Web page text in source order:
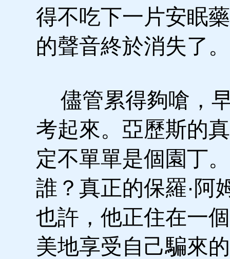
得不吃下一片安眠
的聲音終於消失了。
儘管累得夠嗆，
考起來。亞歷斯的
定不單單是個園丁
誰？真正的保羅·阿
也許，他正住在一
美地享受自己騙來